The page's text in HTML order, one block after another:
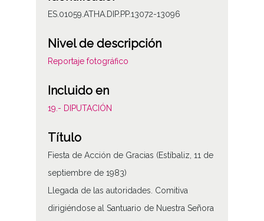
ES.01059.ATHA.DIP.PP.13072-13096
Nivel de descripción
Reportaje fotográfico
Incluido en
19.- DIPUTACIÓN
Título
Fiesta de Acción de Gracias (Estíbaliz, 11 de
septiembre de 1983)
Llegada de las autoridades. Comitiva
dirigiéndose al Santuario de Nuestra Señora